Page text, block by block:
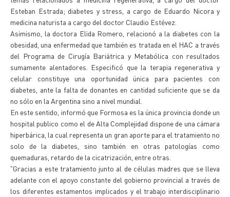
Esteban Estrada; diabetes y stress, a cargo de Eduardo Nicora y
medicina naturista a cargo del doctor Claudio Estévez.
Asimismo, la doctora Elida Romero, relacionó a la diabetes con la
obesidad, una enfermedad que también es tratada en el HAC a través
del Programa de Cirugía Bariátrica y Metabólica con resultados
sumamente alentadores. Especificó que la terapia regenerativa y
celular constituye una oportunidad única para pacientes con
diabetes, ante la falta de donantes en cantidad suficiente que se da
no sólo en la Argentina sino a nivel mundial.
En este sentido, informó que Formosa es la única provincia donde un
hospital publico como el de Alta Complejidad dispone de una cámara
hiperbárica, la cual representa un gran aporte para el tratamiento no
solo de la diabetes, sino también en otras patologías como
quemaduras, retardo de la cicatrización, entre otras.
"Gracias a este tratamiento junto al de células madres que se lleva
adelante con el apoyo constante del gobierno provincial a través de
los diferentes estamentos implicados y el trabajo interdisciplinario